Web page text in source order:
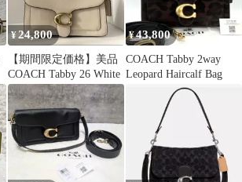
¥24,800
【期間限定価格】美品
COACH Tabby 26 White
¥43,800
COACH Tabby 2way
Leopard Haircalf Bag